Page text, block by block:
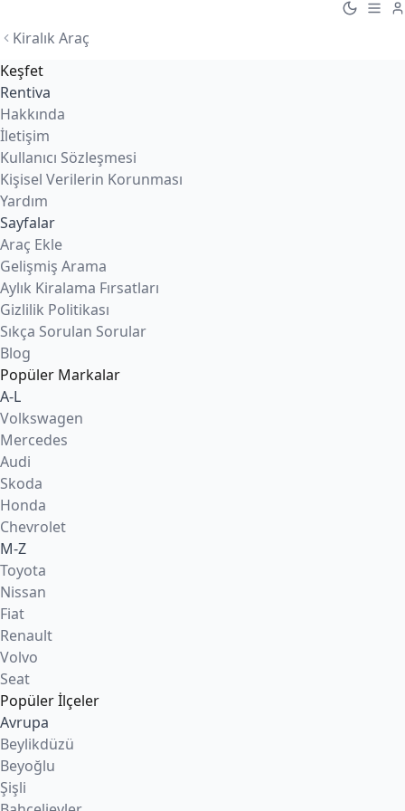
Kiralık Araç
Keşfet
Rentiva
Hakkında
İletişim
Kullanıcı Sözleşmesi
Kişisel Verilerin Korunması
Yardım
Sayfalar
Araç Ekle
Gelişmiş Arama
Aylık Kiralama Fırsatları
Gizlilik Politikası
Sıkça Sorulan Sorular
Blog
Popüler Markalar
A-L
Volkswagen
Mercedes
Audi
Skoda
Honda
Chevrolet
M-Z
Toyota
Nissan
Fiat
Renault
Volvo
Seat
Popüler İlçeler
Avrupa
Beylikdüzü
Beyoğlu
Şişli